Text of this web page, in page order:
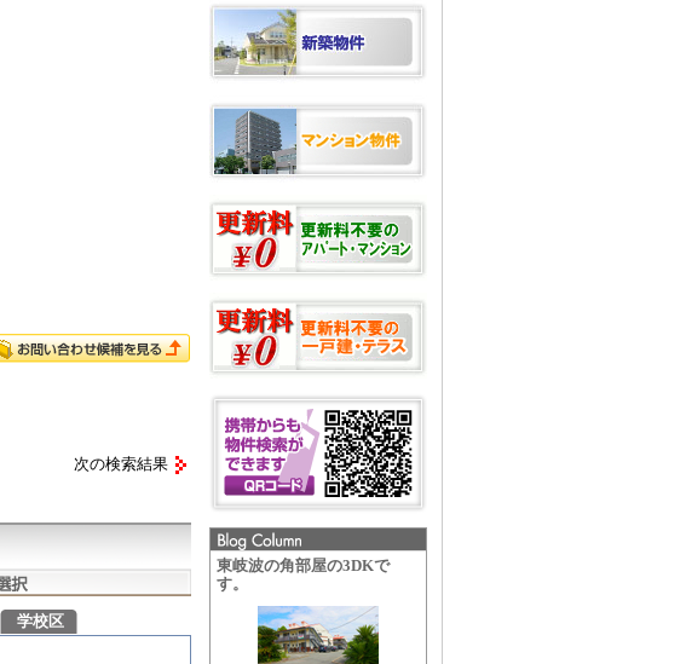
東岐波の角部屋の3DKで
す。
次の検索結果
学校区